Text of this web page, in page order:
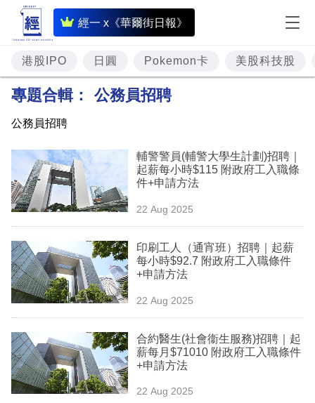
經一 x《華爾街日報》
即
時
財
經
投
資
樓
市
理
財
商
科
技
港股IPO 日圓 Pokemon卡 美股科技股
專題合輯： 公務員招聘
公務員招聘
輔警警員(輔警大學生計劃)招聘｜
起薪每小時$115 附政府工入職條
件+申請方法
22 Aug 2025
印刷工人（通宵班）招聘｜起薪
每小時$92.7 附政府工入職條件
+申請方法
22 Aug 2025
合約醫生(社會衞生服務)招聘｜起
薪每月$71010 附政府工入職條件
+申請方法
22 Aug 2025